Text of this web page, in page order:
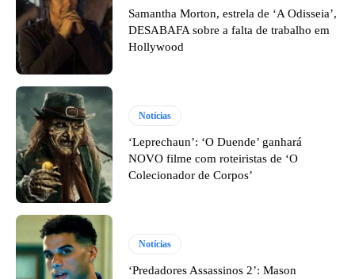
Samantha Morton, estrela de ‘A Odisseia’,
DESABAFA sobre a falta de trabalho em
Hollywood
Notícias
‘Leprechaun’: ‘O Duende’ ganhará
NOVO filme com roteiristas de ‘O
Colecionador de Corpos’
Notícias
‘Predadores Assassinos 2’: Mason